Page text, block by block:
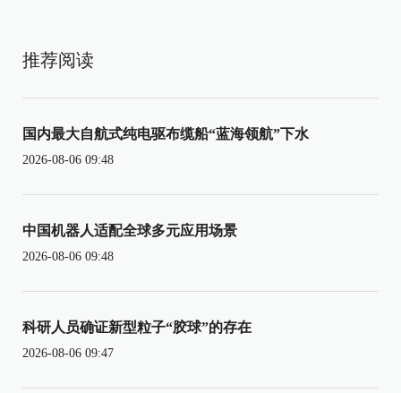
推荐阅读
国内最大自航式纯电驱布缆船“蓝海领航”下水
2026-08-06 09:48
中国机器人适配全球多元应用场景
2026-08-06 09:48
科研人员确证新型粒子“胶球”的存在
2026-08-06 09:47